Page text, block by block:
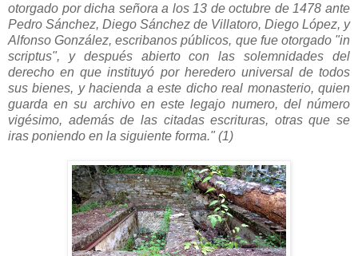
otorgado por dicha señora a los 13 de octubre de 1478 ante
Pedro Sánchez, Diego Sánchez de Villatoro, Diego López, y
Alfonso González, escribanos públicos, que fue otorgado "in
scriptus", y des­pués abierto con las solemnidades del
derecho en que instituyó por heredero universal de todos
sus bienes, y hacienda a este dicho real monasterio, quien
guarda en su archivo en este legajo numero, del número
vigésimo, además de las citadas escrituras, otras que se
iras poniendo en la siguiente forma." (1)